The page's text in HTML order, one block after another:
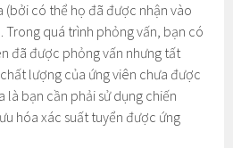
(bởi có thể họ đã được nhận vào
Trong quá trình phỏng vấn, bạn có
đã được phỏng vấn nhưng tất
lượng của ứng viên chưa được
là bạn cần phải sử dụng chiến
hóa xác suất tuyển được ứng